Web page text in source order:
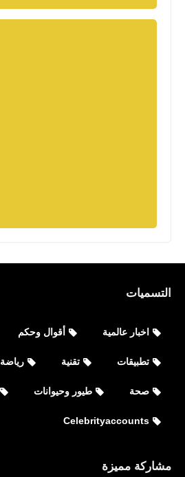
جزر القمر ضد مصر
التسميات
اخبار عالمية أقوال وحكم
تطبيقات تقنية رياضة
صحة طيور وحيوانات
Celebrityaccounts
مشاركة مميزة